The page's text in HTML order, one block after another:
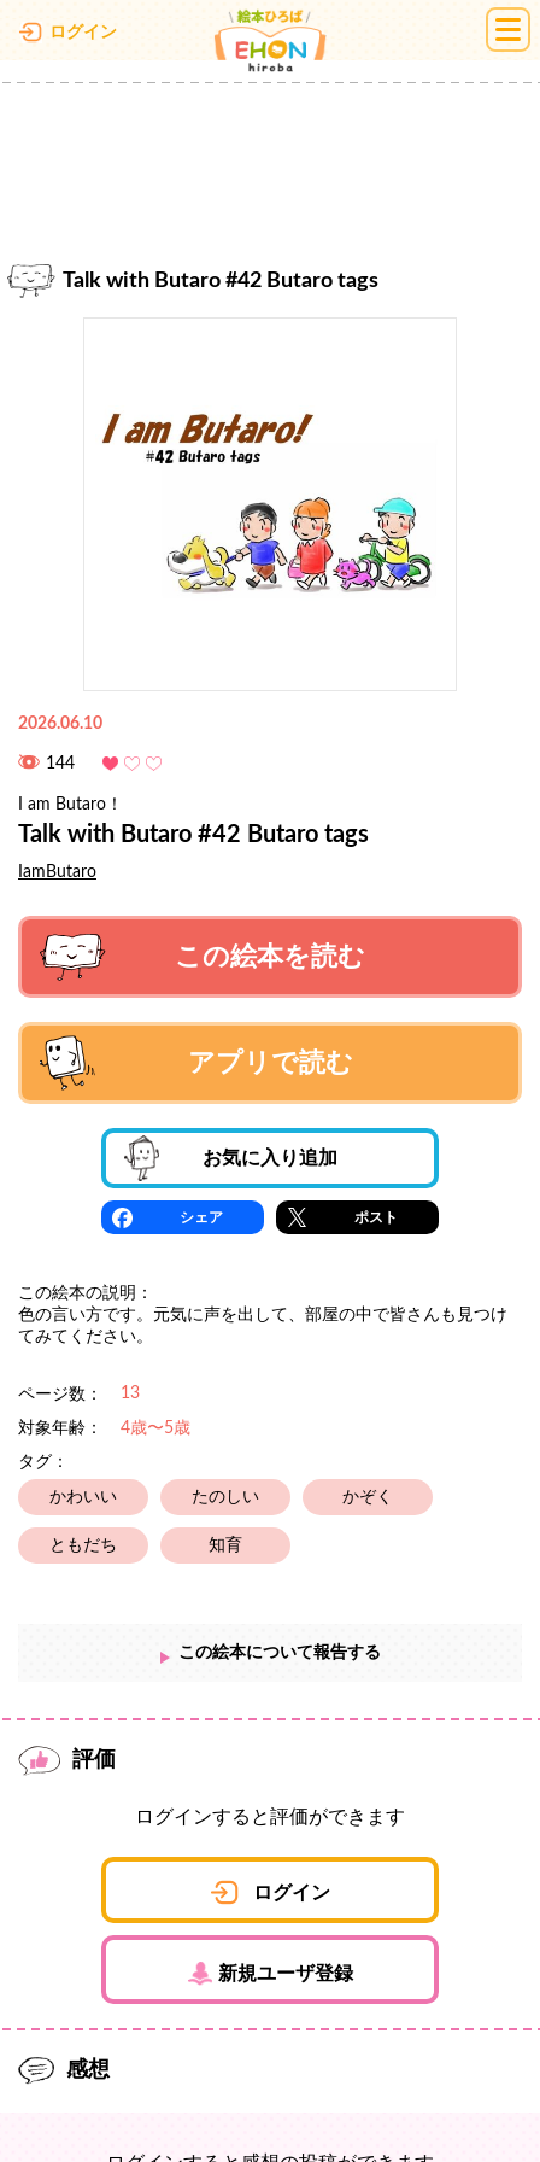
ログイン 絵本ひろば
Talk with Butaro #42 Butaro tags
2026.06.10
144
I am Butaro！
Talk with Butaro #42 Butaro tags
IamButaro
この絵本を読む
アプリで読む
お気に入り追加
シェア ポスト
この絵本の説明：
色の言い方です。元気に声を出して、部屋の中で皆さんも見つけ
てみてください。
ページ数： 13
対象年齢：
4歳〜5歳
タグ：
かわいい たのしい かぞく
ともだち 知育
この絵本について報告する
評価
ログインすると評価ができます
ログイン
新規ユーザ登録
感想